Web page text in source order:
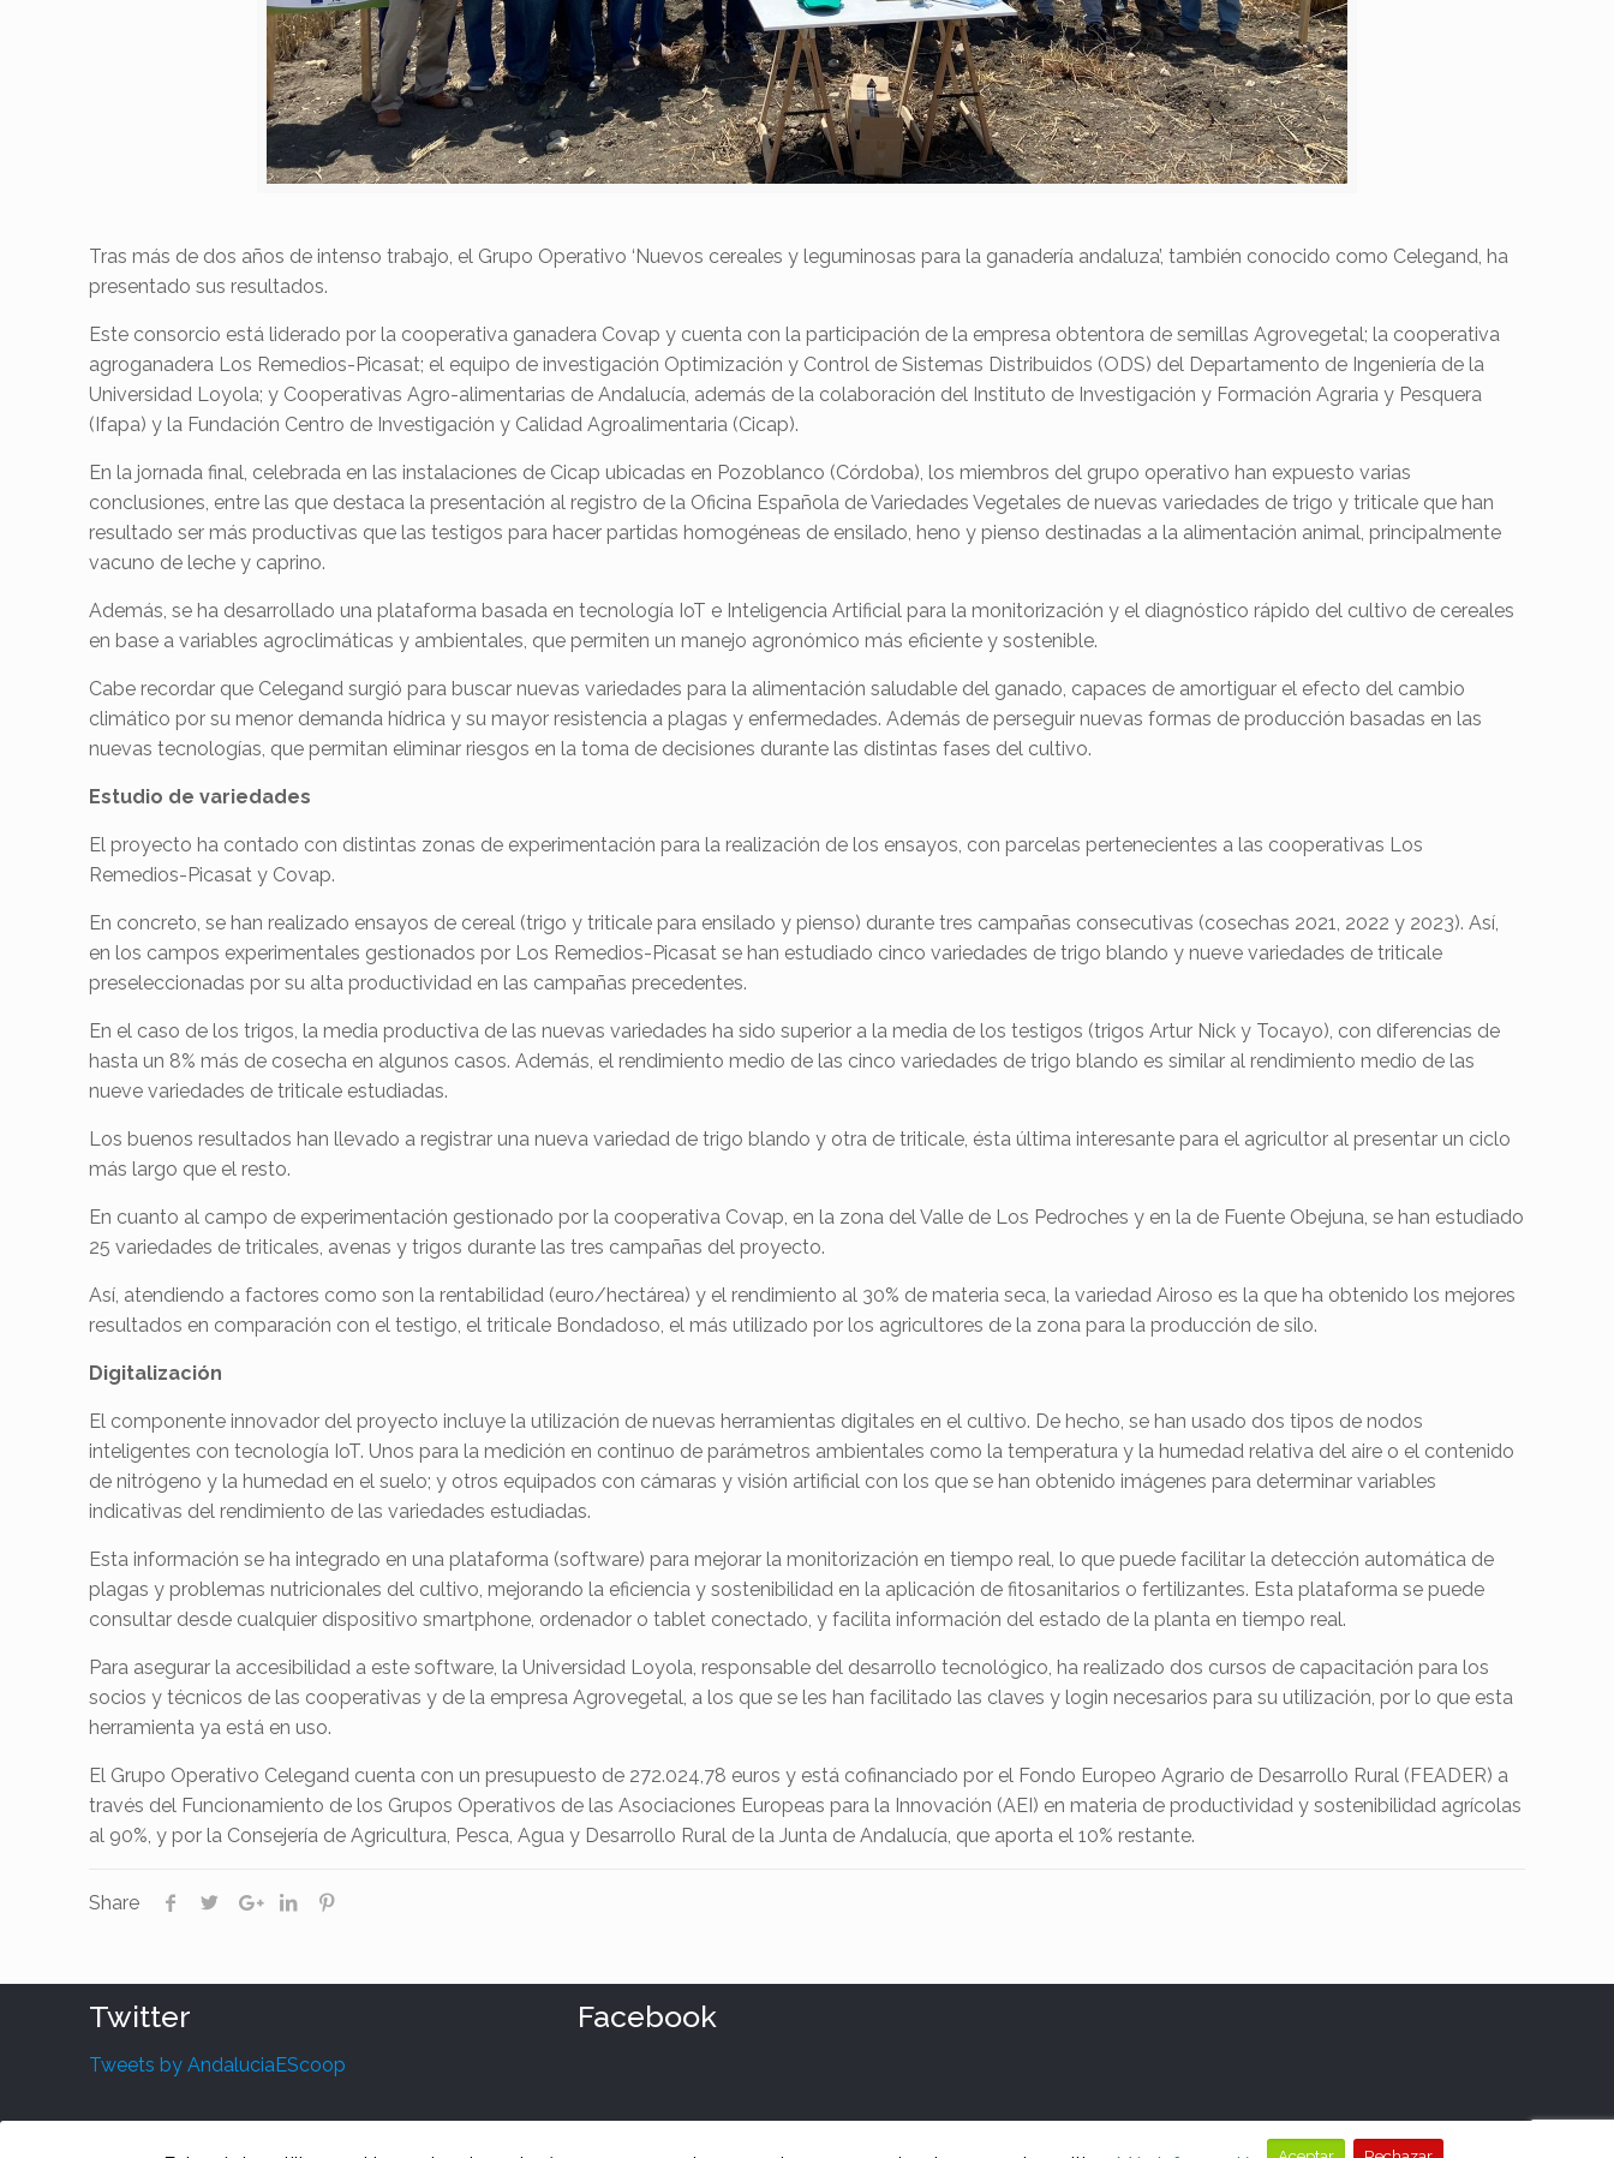
Tras más de dos años de intenso trabajo, el Grupo Operativo ‘Nuevos cereales y leguminosas para la ganadería andaluza’, también conocido como Celegand, ha
presentado sus resultados.
Este consorcio está liderado por la cooperativa ganadera Covap y cuenta con la participación de la empresa obtentora de semillas Agrovegetal; la cooperativa
agroganadera Los Remedios-Picasat; el equipo de investigación Optimización y Control de Sistemas Distribuidos (ODS) del Departamento de Ingeniería de la
Universidad Loyola; y Cooperativas Agro-alimentarias de Andalucía, además de la colaboración del Instituto de Investigación y Formación Agraria y Pesquera
(Ifapa) y la Fundación Centro de Investigación y Calidad Agroalimentaria (Cicap).
En la jornada final, celebrada en las instalaciones de Cicap ubicadas en Pozoblanco (Córdoba), los miembros del grupo operativo han expuesto varias
conclusiones, entre las que destaca la presentación al registro de la Oficina Española de Variedades Vegetales de nuevas variedades de trigo y triticale que han
resultado ser más productivas que las testigos para hacer partidas homogéneas de ensilado, heno y pienso destinadas a la alimentación animal, principalmente
vacuno de leche y caprino.
Además, se ha desarrollado una plataforma basada en tecnología IoT e Inteligencia Artificial para la monitorización y el diagnóstico rápido del cultivo de cereales
en base a variables agroclimáticas y ambientales, que permiten un manejo agronómico más eficiente y sostenible.
Cabe recordar que Celegand surgió para buscar nuevas variedades para la alimentación saludable del ganado, capaces de amortiguar el efecto del cambio
climático por su menor demanda hídrica y su mayor resistencia a plagas y enfermedades. Además de perseguir nuevas formas de producción basadas en las
nuevas tecnologías, que permitan eliminar riesgos en la toma de decisiones durante las distintas fases del cultivo.
Estudio de variedades
El proyecto ha contado con distintas zonas de experimentación para la realización de los ensayos, con parcelas pertenecientes a las cooperativas Los
Remedios-Picasat y Covap.
En concreto, se han realizado ensayos de cereal (trigo y triticale para ensilado y pienso) durante tres campañas consecutivas (cosechas 2021, 2022 y 2023). Así,
en los campos experimentales gestionados por Los Remedios-Picasat se han estudiado cinco variedades de trigo blando y nueve variedades de triticale
preseleccionadas por su alta productividad en las campañas precedentes.
En el caso de los trigos, la media productiva de las nuevas variedades ha sido superior a la media de los testigos (trigos Artur Nick y Tocayo), con diferencias de
hasta un 8% más de cosecha en algunos casos. Además, el rendimiento medio de las cinco variedades de trigo blando es similar al rendimiento medio de las
nueve variedades de triticale estudiadas.
Los buenos resultados han llevado a registrar una nueva variedad de trigo blando y otra de triticale, ésta última interesante para el agricultor al presentar un ciclo
más largo que el resto.
En cuanto al campo de experimentación gestionado por la cooperativa Covap, en la zona del Valle de Los Pedroches y en la de Fuente Obejuna, se han estudiado
25 variedades de triticales, avenas y trigos durante las tres campañas del proyecto.
Así, atendiendo a factores como son la rentabilidad (euro/hectárea) y el rendimiento al 30% de materia seca, la variedad Airoso es la que ha obtenido los mejores
resultados en comparación con el testigo, el triticale Bondadoso, el más utilizado por los agricultores de la zona para la producción de silo.
Digitalización
El componente innovador del proyecto incluye la utilización de nuevas herramientas digitales en el cultivo. De hecho, se han usado dos tipos de nodos
inteligentes con tecnología IoT. Unos para la medición en continuo de parámetros ambientales como la temperatura y la humedad relativa del aire o el contenido
de nitrógeno y la humedad en el suelo; y otros equipados con cámaras y visión artificial con los que se han obtenido imágenes para determinar variables
indicativas del rendimiento de las variedades estudiadas.
Esta información se ha integrado en una plataforma (software) para mejorar la monitorización en tiempo real, lo que puede facilitar la detección automática de
plagas y problemas nutricionales del cultivo, mejorando la eficiencia y sostenibilidad en la aplicación de fitosanitarios o fertilizantes. Esta plataforma se puede
consultar desde cualquier dispositivo smartphone, ordenador o tablet conectado, y facilita información del estado de la planta en tiempo real.
Para asegurar la accesibilidad a este software, la Universidad Loyola, responsable del desarrollo tecnológico, ha realizado dos cursos de capacitación para los
socios y técnicos de las cooperativas y de la empresa Agrovegetal, a los que se les han facilitado las claves y login necesarios para su utilización, por lo que esta
herramienta ya está en uso.
El Grupo Operativo Celegand cuenta con un presupuesto de 272.024,78 euros y está cofinanciado por el Fondo Europeo Agrario de Desarrollo Rural (FEADER) a
través del Funcionamiento de los Grupos Operativos de las Asociaciones Europeas para la Innovación (AEI) en materia de productividad y sostenibilidad agrícolas
al 90%, y por la Consejería de Agricultura, Pesca, Agua y Desarrollo Rural de la Junta de Andalucía, que aporta el 10% restante.
Share
Twitter
Tweets by AndaluciaEScoop
Facebook